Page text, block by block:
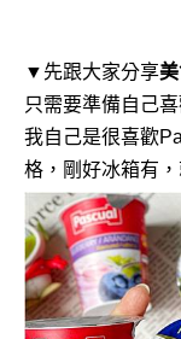
▼先跟大家分享
只需要準備自己
我自己是很喜歡
格，剛好冰箱有